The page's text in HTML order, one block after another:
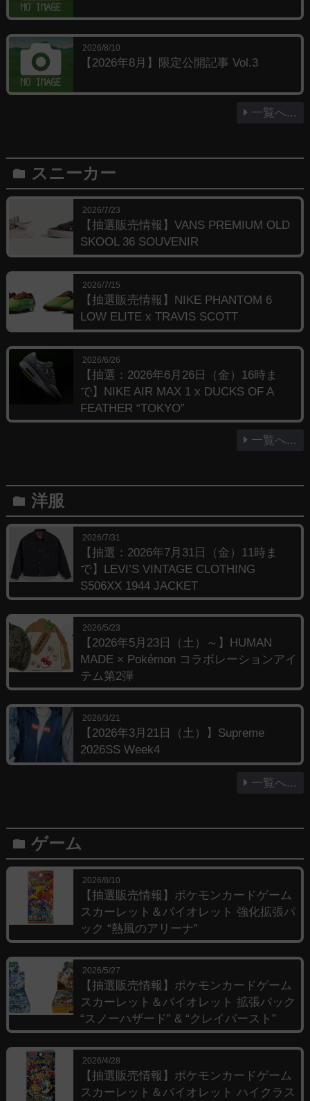
2026/8/10
【2026年8月】限定公開記事 Vol.3
一覧へ...
folder スニーカー
2026/7/23
【抽選販売情報】VANS PREMIUM OLD
SKOOL 36 SOUVENIR
2026/7/15
【抽選販売情報】NIKE PHANTOM 6
LOW ELITE x TRAVIS SCOTT
2026/6/26
【抽選：2026年6月26日（金）16時ま
で】NIKE AIR MAX 1 x DUCKS OF A
FEATHER “TOKYO”
一覧へ...
folder 洋服
2026/7/31
【抽選：2026年7月31日（金）11時ま
で】LEVI’S VINTAGE CLOTHING
S506XX 1944 JACKET
2026/5/23
【2026年5月23日（土）～】HUMAN
MADE × Pokémon コラボレーションアイ
テム第2弾
2026/3/21
【2026年3月21日（土）】Supreme
2026SS Week4
一覧へ...
folder ゲーム
2026/8/10
【抽選販売情報】ポケモンカードゲーム
スカーレット＆バイオレット 強化拡張パ
ック “熱風のアリーナ”
2026/5/27
【抽選販売情報】ポケモンカードゲーム
スカーレット＆バイオレット 拡張パック
“スノーハザード” & “クレイバースト”
2026/4/28
【抽選販売情報】ポケモンカードゲーム
スカーレット＆バイオレット ハイクラス